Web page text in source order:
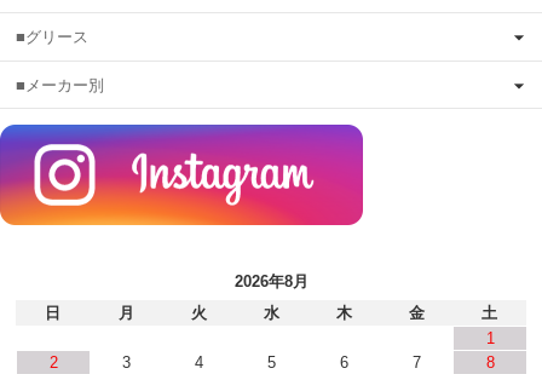
■グリース
■メーカー別
2026年8月
日
月 火 水 木 金
土
1
2
3 4 5 6 7
8